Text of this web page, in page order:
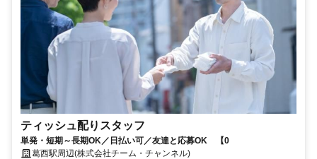
ティッシュ配りスタッフ
単発・短期～長期OK／日払い可／友達と応募OK 【0
葛西駅周辺(株式会社チーム・チャンネル)